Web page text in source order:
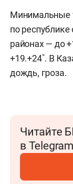
Минимальные
по республике
районах — до
+19.+24˚. В
дождь, гроза.
Читайте
в Telegram